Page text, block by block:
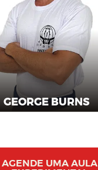
GEORGE BURNS
Instrutor
AGENDE UMA AULA